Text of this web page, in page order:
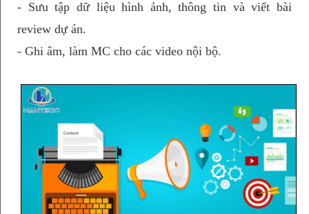
- Sưu tập dữ liệu hình ảnh, thông tin và viết bài
review dự án.
- Ghi âm, làm MC cho các video nội bộ.